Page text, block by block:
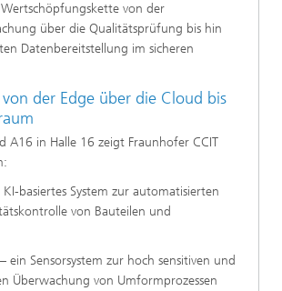
von der
über die Qualitätsprüfung bis hin
Datenbereitstellung im sicheren
der Edge über die Cloud bis
A16 in Halle 16 zeigt Fraunhofer CCIT
KI-basiertes System zur automatisierten
von Bauteilen und
– ein Sensorsystem zur hoch sensitiven und
Überwachung von Umformprozessen